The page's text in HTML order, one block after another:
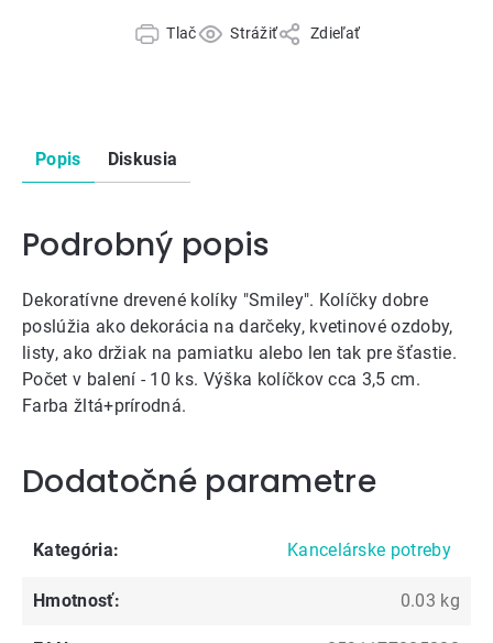
Tlač Strážiť Zdieľať
Popis Diskusia
Podrobný popis
Dekoratívne drevené kolíky "Smiley". Kolíčky dobre
poslúžia ako dekorácia na darčeky, kvetinové ozdoby,
listy, ako držiak na pamiatku alebo len tak pre šťastie.
Počet v balení - 10 ks. Výška kolíčkov cca 3,5 cm.
Farba žltá+prírodná.
Dodatočné parametre
Kategória: Kancelárske potreby
Hmotnosť: 0.03 kg